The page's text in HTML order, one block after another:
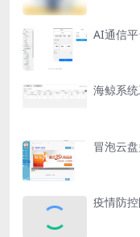
AI通信
海鲸系
冒泡云
疫情防